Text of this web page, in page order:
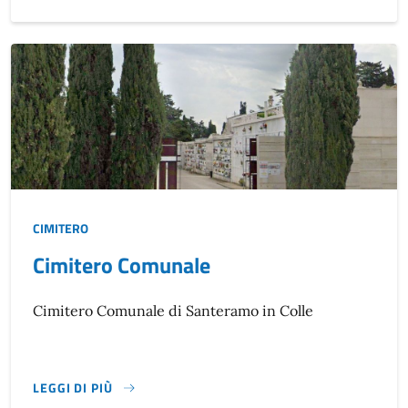
CIMITERO
Cimitero Comunale
Descrizione breve
Cimitero Comunale di Santeramo in Colle
LEGGI DI PIÙ